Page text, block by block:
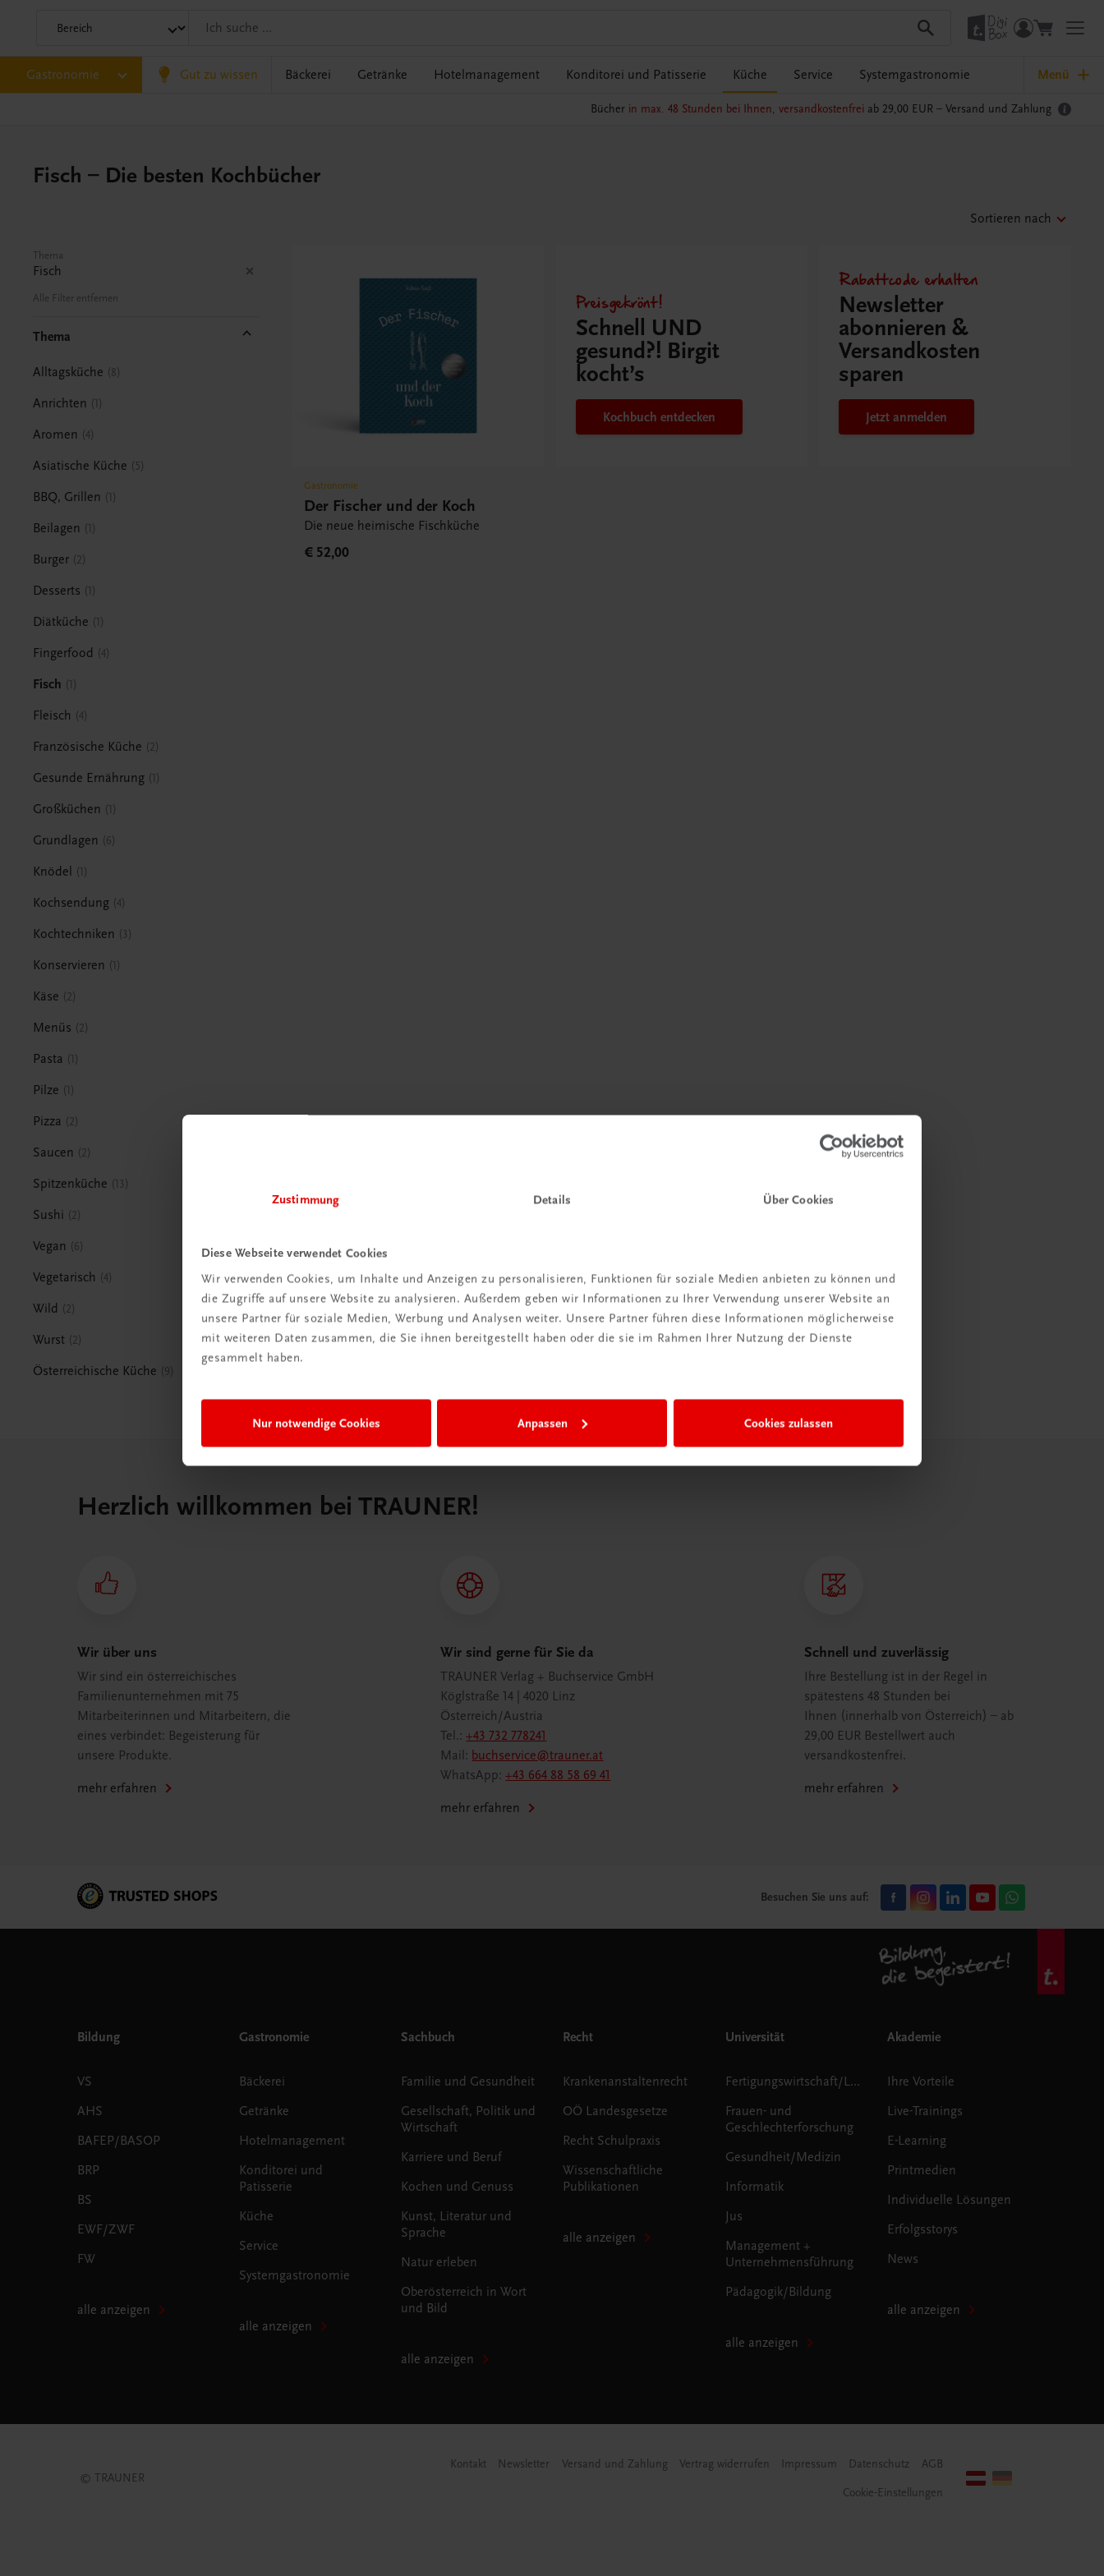
Zustimmung Details Über Cookies
Diese Webseite verwendet Cookies
Wir verwenden Cookies, um Inhalte und Anzeigen zu personalisieren, Funktionen für soziale Medien anbieten zu können und
die Zugriffe auf unsere Website zu analysieren. Außerdem geben wir Informationen zu Ihrer Verwendung unserer Website an
unsere Partner für soziale Medien, Werbung und Analysen weiter. Unsere Partner führen diese Informationen möglicherweise
mit weiteren Daten zusammen, die Sie ihnen bereitgestellt haben oder die sie im Rahmen Ihrer Nutzung der Dienste
gesammelt haben.
Nur notwendige Cookies Anpassen Cookies zulassen
Gastronomie Gut zu wissen Bäckerei Getränke Hotelmanagement Konditorei und Patisserie Küche Service Systemgastronomie Menü
Bücher in max. 48 Stunden bei Ihnen, versandkostenfrei ab 29,00 EUR – Versand und Zahlung
Fisch – Die besten Kochbücher
Sortieren nach
Thema
Fisch
Alle Filter entfernen
Thema
Alltagsküche 8
Anrichten 1
Aromen 4
Asiatische Küche 5
BBQ, Grillen 1
Beilagen 1
Burger 2
Desserts 1
Diätküche 1
Fingerfood 4
Fisch 1
Fleisch 4
Französische Küche 2
Gesunde Ernährung 1
Großküchen 1
Grundlagen 6
Knödel 1
Kochsendung 4
Kochtechniken 3
Konservieren 1
Käse 2
Menüs 2
Pasta 1
Pilze 1
Pizza 2
Saucen 2
Spitzenküche 13
Sushi 2
Vegan 6
Vegetarisch 4
Wild 2
Wurst 2
Österreichische Küche 9
Gastronomie
Der Fischer und der Koch
Die neue heimische Fischküche
€ 52,00
Preisgekrönt!
Schnell UND
gesund?! Birgit
kocht’s
Kochbuch entdecken
Rabattcode erhalten
Newsletter
abonnieren &
Versandkosten
sparen
Jetzt anmelden
Herzlich willkommen bei TRAUNER!
Wir über uns
Wir sind ein österreichisches
Familienunternehmen mit 75
Mitarbeiterinnen und Mitarbeitern, die
eines verbindet: Begeisterung für
unsere Produkte.
mehr erfahren
Wir sind gerne für Sie da
TRAUNER Verlag + Buchservice GmbH
Köglstraße 14 | 4020 Linz
Österreich/Austria
Tel.:+43 732 778241
Mail: buchservice@trauner.at
WhatsApp:+43 664 88 58 69 41
mehr erfahren
Schnell und zuverlässig
Ihre Bestellung ist in der Regel in
spätestens 48 Stunden bei
Ihnen (innerhalb von Österreich) – ab
29,00 EUR Bestellwert auch
versandkostenfrei.
mehr erfahren
Besuchen Sie uns auf:
Bildung
VS
AHS
BAFEP/BASOP
BRP
BS
EWF/ZWF
FW
alle anzeigen
Gastronomie
Bäckerei
Getränke
Hotelmanagement
Konditorei und
Patisserie
Küche
Service
Systemgastronomie
alle anzeigen
Sachbuch
Familie und Gesundheit
Gesellschaft, Politik und
Wirtschaft
Karriere und Beruf
Kochen und Genuss
Kunst, Literatur und
Sprache
Natur erleben
Oberösterreich in Wort
und Bild
alle anzeigen
Recht
Krankenanstaltenrecht
OÖ Landesgesetze
Recht Schulpraxis
Wissenschaftliche
Publikationen
alle anzeigen
Universität
Fertigungswirtschaft/Logistik
Frauen- und
Geschlechterforschung
Gesundheit/Medizin
Informatik
Jus
Management +
Unternehmensführung
Pädagogik/Bildung
alle anzeigen
Akademie
Ihre Vorteile
Live-Trainings
E-Learning
Printmedien
Individuelle Lösungen
Erfolgsstorys
News
alle anzeigen
© TRAUNER
Kontakt Newsletter Versand und Zahlung Vertrag widerrufen Impressum Datenschutz AGB
Cookie-Einstellungen